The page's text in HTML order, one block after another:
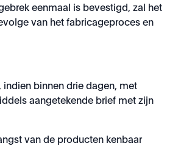
eenmaal is bevestigd, zal het
van het fabricageproces en
binnen drie dagen, met
aangetekende brief met zijn
van de producten kenbaar